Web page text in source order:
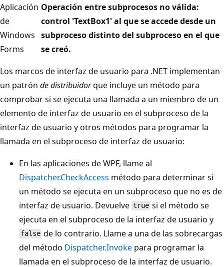
Aplicación
de
Windows
Forms
Operación entre subprocesos no válida:
control 'TextBox1' al que se accede desde un
subproceso distinto del subproceso en el que
se creó.
Los marcos de interfaz de usuario para .NET implementan
un patrón de distribuidorque incluye un método para
comprobar si se ejecuta una llamada a un miembro de un
elemento de interfaz de usuario en el subproceso de la
interfaz de usuario y otros métodos para programar la
llamada en el subproceso de interfaz de usuario:
En las aplicaciones de WPF, llame al
Dispatcher.CheckAccess método para determinar si
un método se ejecuta en un subproceso que no es de
interfaz de usuario. Devuelve true si el método se
ejecuta en el subproceso de la interfaz de usuario y
false de lo contrario. Llame a una de las sobrecargas
del método Dispatcher.Invoke para programar la
llamada en el subproceso de la interfaz de usuario.